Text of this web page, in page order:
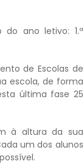
do ano letivo: 1.ª
de Escolas de
escola, de forma
última fase 25
à altura da sua
um dos alunos